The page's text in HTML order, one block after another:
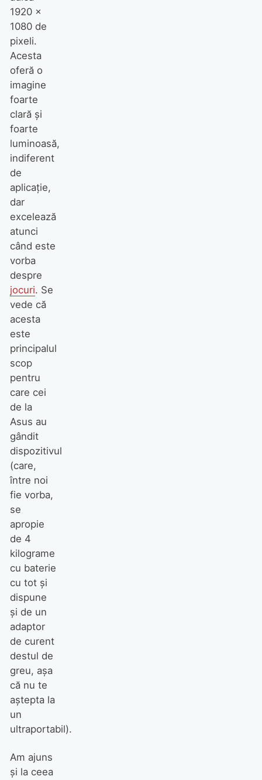
1920 x
1080 de
pixeli.
Acesta
oferă o
imagine
foarte
clară şi
foarte
luminoasă,
indiferent
de
aplicaţie,
dar
excelează
atunci
când este
vorba
despre
jocuri. Se
vede că
acesta
este
principalul
scop
pentru
care cei
de la
Asus au
gândit
dispozitivul
(care,
între noi
fie vorba,
se
apropie
de 4
kilograme
cu baterie
cu tot şi
dispune
şi de un
adaptor
de curent
destul de
greu, aşa
că nu te
aştepta la
un
ultraportabil).
Am ajuns
şi la ceea